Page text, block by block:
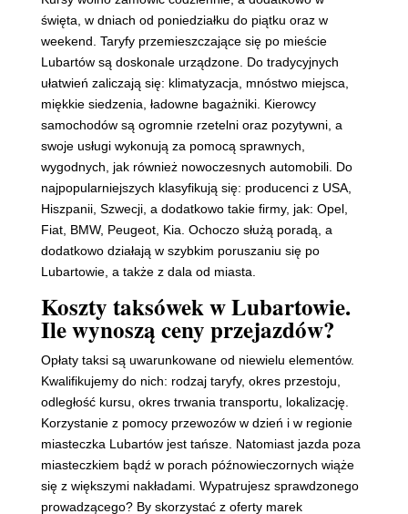
święta, w dniach od poniedziałku do piątku oraz w
weekend. Taryfy przemieszczające się po mieście
Lubartów są doskonale urządzone. Do tradycyjnych
ułatwień zaliczają się: klimatyzacja, mnóstwo miejsca,
miękkie siedzenia, ładowne bagażniki. Kierowcy
samochodów są ogromnie rzetelni oraz pozytywni, a
swoje usługi wykonują za pomocą sprawnych,
wygodnych, jak również nowoczesnych automobili. Do
najpopularniejszych klasyfikują się: producenci z USA,
Hiszpanii, Szwecji, a dodatkowo takie firmy, jak: Opel,
Fiat, BMW, Peugeot, Kia. Ochoczo służą poradą, a
dodatkowo działają w szybkim poruszaniu się po
Lubartowie, a także z dala od miasta.
Koszty taksówek w Lubartowie.
Ile wynoszą ceny przejazdów?
Opłaty taksi są uwarunkowane od niewielu elementów.
Kwalifikujemy do nich: rodzaj taryfy, okres przestoju,
odległość kursu, okres trwania transportu, lokalizację.
Korzystanie z pomocy przewozów w dzień i w regionie
miasteczka Lubartów jest tańsze. Natomiast jazda poza
miasteczkiem bądź w porach późnowieczornych wiąże
się z większymi nakładami. Wypatrujesz sprawdzonego
prowadzącego? By skorzystać z oferty marek